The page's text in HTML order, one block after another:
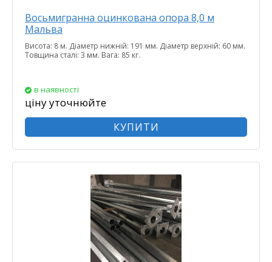
Восьмигранна оцинкована опора 8,0 м
Мальва
Висота: 8 м. Діаметр нижній: 191 мм. Діаметр верхній: 60 мм.
Товщина сталі: 3 мм. Вага: 85 кг.
в наявності
ціну уточнюйте
КУПИТИ